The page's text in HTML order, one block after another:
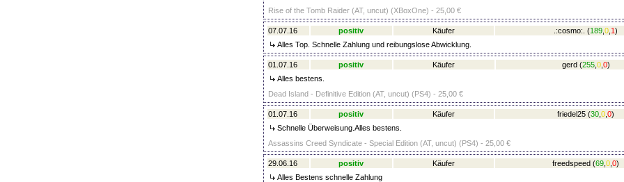
Rise of the Tomb Raider (AT, uncut) (XBoxOne) - 25,00 €
07.07.16 positiv Käufer .:cosmo:. (189 0 1)
Alles Top. Schnelle Zahlung und reibungslose Abwicklung.
01.07.16 positiv Käufer gerd (255 0 0)
Alles bestens.
Dead Island - Definitive Edition (AT, uncut) (PS4) - 25,00 €
01.07.16 positiv Käufer friedel25 (30 0 0)
Schnelle Überweisung.Alles bestens.
Assassins Creed Syndicate - Special Edition (AT, uncut) (PS4) - 25,00 €
29.06.16 positiv Käufer freedspeed (69 0 0)
Alles Bestens schnelle Zahlung